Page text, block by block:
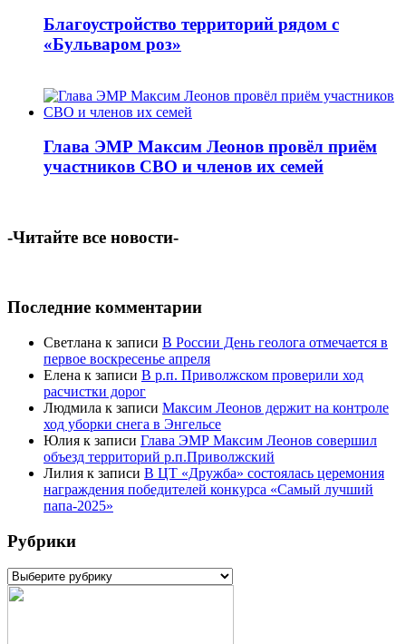
Благоустройство территорий рядом с
«Бульваром роз»
Глава ЭМР Максим Леонов провёл приём
участников СВО и членов их семей
-Читайте все новости-
Последние комментарии
Светлана к записи В России День геолога отмечается в
первое воскресенье апреля
Елена к записи В р.п. Приволжском проверили ход
расчистки дорог
Людмила к записи Максим Леонов держит на контроле
ход уборки снега в Энгельсе
Юлия к записи Глава ЭМР Максим Леонов совершил
объезд территорий р.п.Приволжский
Лилия к записи В ЦТ «Дружба» состоялась церемония
награждения победителей конкурса «Самый лучший
папа-2025»
Рубрики
Рубрики